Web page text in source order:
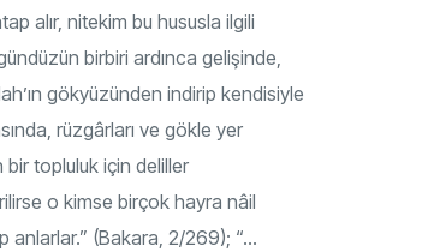
alır, nitekim bu hususla ilgili
birbiri ardınca gelişinde,
gökyüzünden indirip kendisiyle
rüzgârları ve gökle yer
bir topluluk için deliller
o kimse birçok hayra nâil
anlarlar.” (Bakara, 2/269); “…